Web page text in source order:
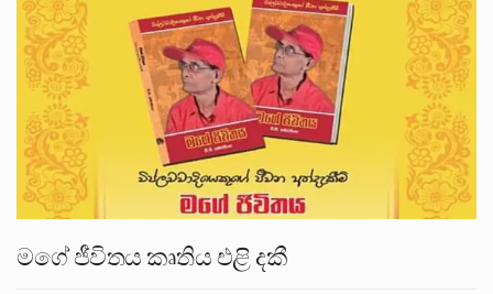
මගේ ජීවිතය කෘතිය එළි දකී